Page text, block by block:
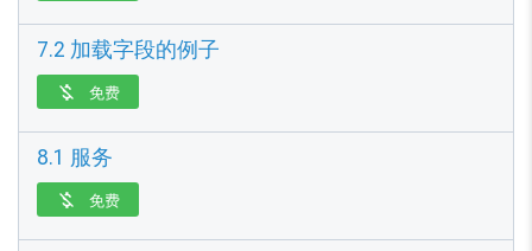
7.2 加载字段的例子
 免费
8.1 服务
 免费